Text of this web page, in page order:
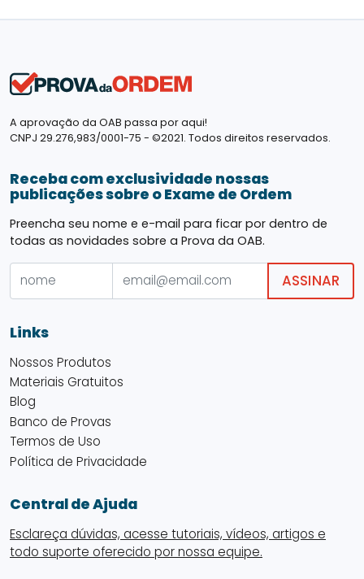
A aprovação da OAB passa por aqui!
CNPJ 29.276,983/0001-75 - ©2021. Todos direitos reservados.
Receba com exclusividade nossas
publicações sobre o Exame de Ordem
Preencha seu nome e e-mail para ficar por dentro de
todas as novidades sobre a Prova da OAB.
ASSINAR
Links
Nossos Produtos
Materiais Gratuitos
Blog
Banco de Provas
Termos de Uso
Política de Privacidade
Central de Ajuda
Esclareça dúvidas, acesse tutoriais, vídeos, artigos e
todo suporte oferecido por nossa equipe.